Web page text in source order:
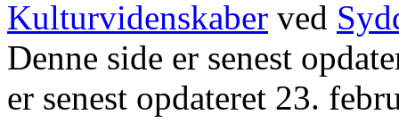
Kulturvidenskaber ved
Denne side er senest
er senest opdateret 23.